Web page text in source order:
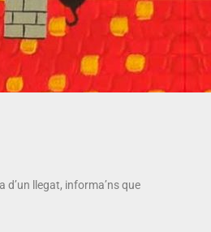
llegat, informa’ns que